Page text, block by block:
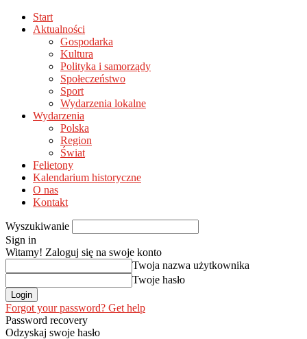
Start
Aktualności
Gospodarka
Kultura
Polityka i samorządy
Społeczeństwo
Sport
Wydarzenia lokalne
Wydarzenia
Polska
Region
Świat
Felietony
Kalendarium historyczne
O nas
Kontakt
Wyszukiwanie
Sign in
Witamy! Zaloguj się na swoje konto
Twoja nazwa użytkownika
Twoje hasło
Forgot your password? Get help
Password recovery
Odzyskaj swoje hasło